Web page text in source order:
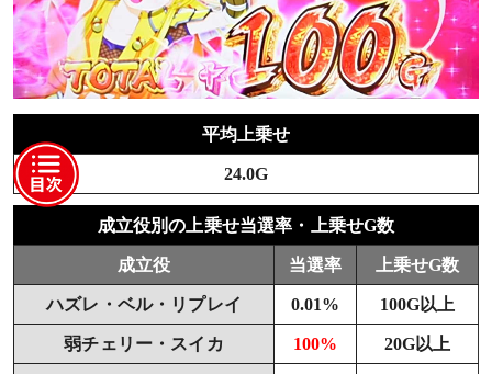
平均上乗せ
24.0G
成立役別の上乗せ当選率・上乗せG数
成立役 当選率 上乗せG数
ハズレ・ベル・リプレイ 0.01% 100G以上
弱チェリー・スイカ 100% 20G以上